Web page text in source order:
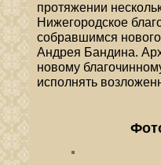
протяжении
Нижегородское
собравшимся
Андрея Бандина.
новому
исполнять